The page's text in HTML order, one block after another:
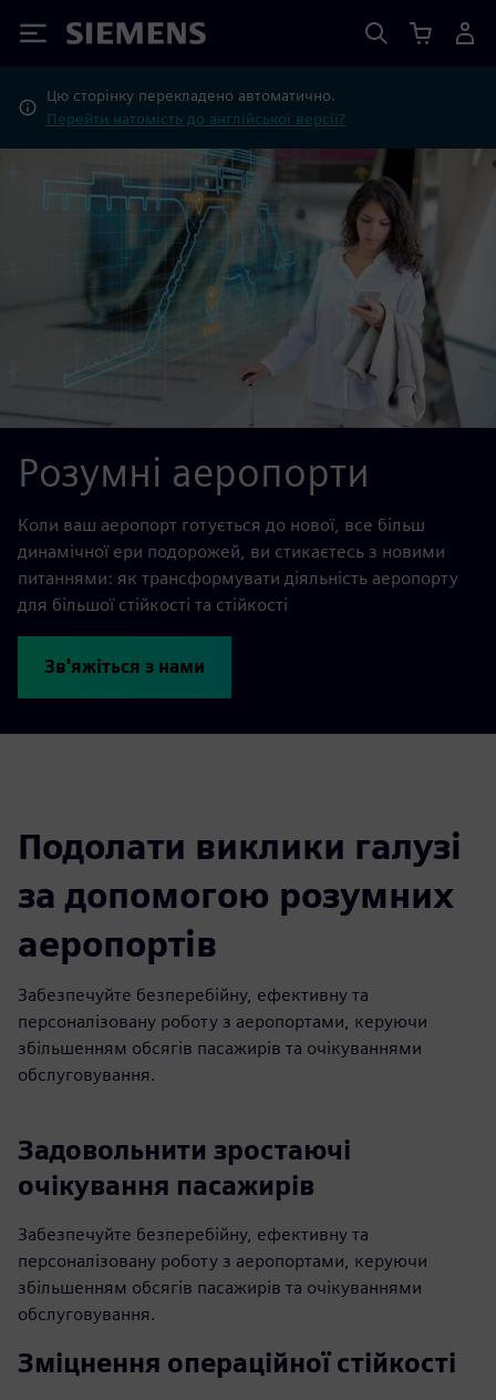
Siemens
Цю сторінку перекладено автоматично.
Перейти натомість до англійської версії?
Розумні аеропорти
Коли ваш аеропорт готується до нової, все більш
динамічної ери подорожей, ви стикаєтесь з новими
питаннями: як трансформувати діяльність аеропорту
для більшої стійкості та стійкості
Зв'яжіться з нами
Подолати виклики галузі
за допомогою розумних
аеропортів
Забезпечуйте безперебійну, ефективну та
персоналізовану роботу з аеропортами, керуючи
збільшенням обсягів пасажирів та очікуваннями
обслуговування.
Задовольнити зростаючі
очікування пасажирів
Забезпечуйте безперебійну, ефективну та
персоналізовану роботу з аеропортами, керуючи
збільшенням обсягів пасажирів та очікуваннями
обслуговування.
Зміцнення операційної стійкості